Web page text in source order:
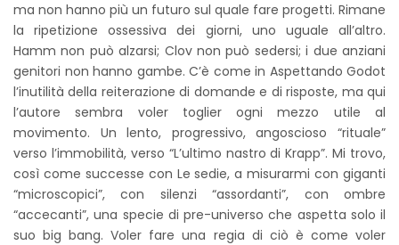
ma non hanno più un futuro sul quale fare progetti. Rimane
la ripetizione ossessiva dei giorni, uno uguale all’altro.
Hamm non può alzarsi; Clov non può sedersi; i due anziani
genitori non hanno gambe. C’è come in Aspettando Godot
l’inutilità della reiterazione di domande e di risposte, ma qui
l’autore sembra voler toglier ogni mezzo utile al
movimento. Un lento, progressivo, angoscioso “rituale”
verso l’immobilità, verso “L’ultimo nastro di Krapp”. Mi trovo,
così come successe con Le sedie, a misurarmi con giganti
“microscopici”, con silenzi “assordanti”, con ombre
“accecanti”, una specie di pre-universo che aspetta solo il
suo big bang. Voler fare una regia di ciò è come voler